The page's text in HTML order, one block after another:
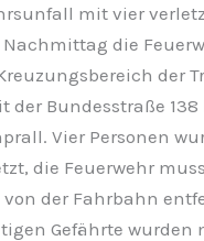
mit vier
die
der
der Bundesstraße 138
Vier Personen
die Feuerwehr
der Fahrbahn
Gefährte wurden